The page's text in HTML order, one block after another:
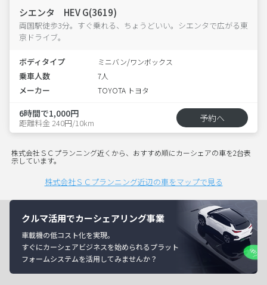
シエンタ HEV G(3619)
両国駅徒歩3分。すぐ乗れる、ちょうどいい。シエンタで広がる東
京ドライブ。
ボディタイプ ミニバン/ワンボックス
乗車人数 7人
メーカー TOYOTA トヨタ
6時間で1,000円
距離料金 240円/10km 予約へ
株式会社ＳＣプランニング近くから、おすすめ順にカーシェアの車を2台表
示しています。
株式会社ＳＣプランニング近辺の車をマップで見る
クルマ活用でカーシェアリング事業
車載機の低コスト化を実現。
すぐにカーシェアビジネスを始められるプラット
フォームシステムを活用してみませんか？